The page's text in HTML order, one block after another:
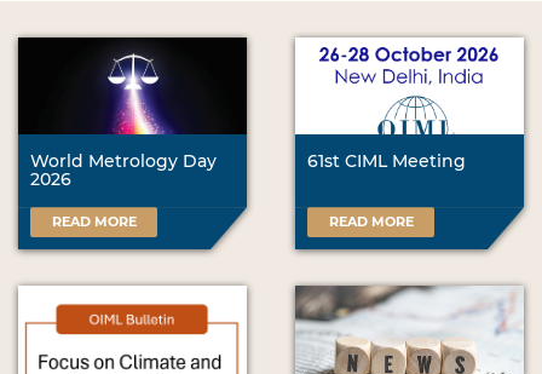
World Metrology Day
2026
READ MORE
61st CIML Meeting
READ MORE